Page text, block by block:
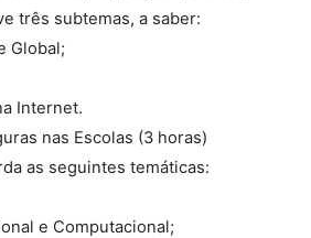
três subtemas, a saber:
Global;
Internet.
nas Escolas (3 horas)
as seguintes temáticas:
e Computacional;